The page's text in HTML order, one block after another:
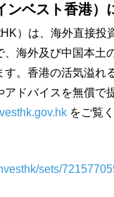
ンベスト香港）
）は、海外直接
海外及び中国本土
す。香港の活気溢れ
ドバイスを無償で
をご覧
sets/